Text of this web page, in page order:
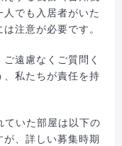
でも入居者がいた
注意が必要です。
遠慮なくご質問く
私たちが責任を持
ていた部屋は以下の
、詳しい募集時期